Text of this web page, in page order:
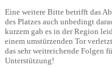
Eine weitere Bitte betrifft das
des Platzes auch unbedingt
kurzem gab es in der Region
einem umstürzenden Tor
das sehr weitreichende Folgen
Unterstützung!